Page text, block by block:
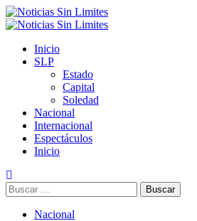
Saltar
al
Menú
Inicio
SLP
Estado
Capital
Soledad
Nacional
Internacional
Espectáculos
Inicio
Buscar:
Nacional